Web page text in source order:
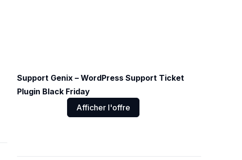
Support Genix – WordPress Support Ticket
Plugin Black Friday
Afficher l'offre